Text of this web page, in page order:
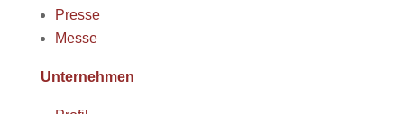
Presse
Messe
Unternehmen